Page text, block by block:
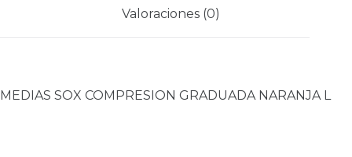
Valoraciones (0)
MEDIAS SOX COMPRESION GRADUADA NARANJA L